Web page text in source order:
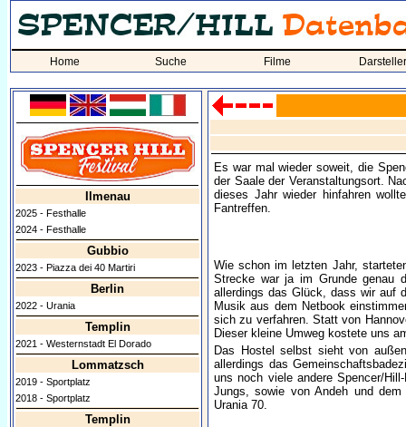
Home Suche Filme Darsteller
Ilmenau
2025 - Festhalle
2024 - Festhalle
Gubbio
2023 - Piazza dei 40 Martiri
Berlin
2022 - Urania
Templin
2021 - Westernstadt El Dorado
Lommatzsch
2019 - Sportplatz
2018 - Sportplatz
Templin
Es war mal wieder soweit, die
der Saale der Veranstaltungsort.
dieses Jahr wieder hinfahren
Fantreffen.
Wie schon im letzten Jahr,
Strecke war ja im Grunde genau
allerdings das Glück, dass wir auf
Musik aus dem Netbook
sich zu verfahren. Statt von
Dieser kleine Umweg kostete uns
Das Hostel selbst sieht von
allerdings das
uns noch viele andere Spencer/
Jungs, sowie von Andeh und dem
Urania 70.